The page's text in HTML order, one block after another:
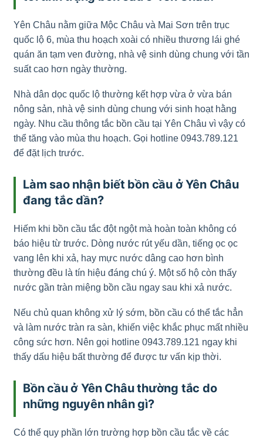
Yên Châu nằm giữa Mộc Châu và Mai Sơn trên trục
quốc lộ 6, mùa thu hoạch xoài có nhiều thương lái ghé
quán ăn tạm ven đường, nhà vệ sinh dùng chung với tần
suất cao hơn ngày thường.
Nhà dân dọc quốc lộ thường kết hợp vừa ở vừa bán
nông sản, nhà vệ sinh dùng chung với sinh hoạt hằng
ngày. Nhu cầu thông tắc bồn cầu tại Yên Châu vì vậy có
thể tăng vào mùa thu hoạch. Gọi hotline 0943.789.121
để đặt lịch trước.
Làm sao nhận biết bồn cầu ở Yên Châu
đang tắc dần?
Hiếm khi bồn cầu tắc đột ngột mà hoàn toàn không có
báo hiệu từ trước. Dòng nước rút yếu dần, tiếng ọc ọc
vang lên khi xả, hay mực nước dâng cao hơn bình
thường đều là tín hiệu đáng chú ý. Một số hộ còn thấy
nước gần tràn miệng bồn cầu ngay sau khi xả nước.
Nếu chủ quan không xử lý sớm, bồn cầu có thể tắc hẳn
và làm nước tràn ra sàn, khiến việc khắc phục mất nhiều
công sức hơn. Nên gọi hotline 0943.789.121 ngay khi
thấy dấu hiệu bất thường để được tư vấn kịp thời.
Bồn cầu ở Yên Châu thường tắc do
những nguyên nhân gì?
Có thể quy phần lớn trường hợp bồn cầu tắc về các